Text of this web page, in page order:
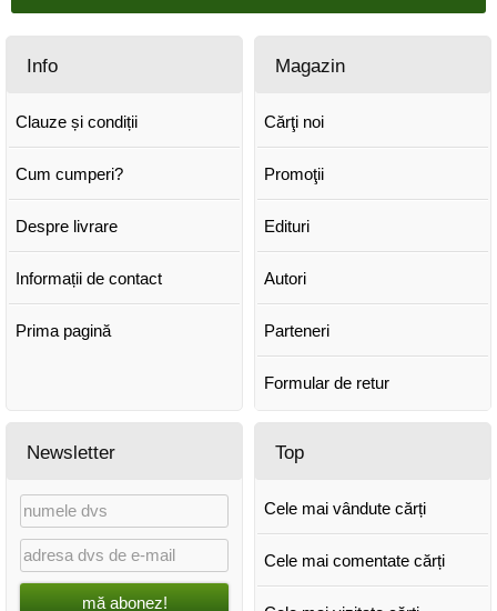
Info
Clauze și condiții
Cum cumperi?
Despre livrare
Informații de contact
Prima pagină
Magazin
Cărţi noi
Promoţii
Edituri
Autori
Parteneri
Formular de retur
Newsletter
mă abonez!
Top
Cele mai vândute cărți
Cele mai comentate cărți